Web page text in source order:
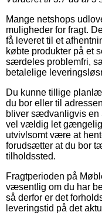
Mange netshops
muligheder for fragt.
få leveret til et
købte produkter på et
særdeles problemfri,
betalelige
Du kunne tillige
du bor eller til
bliver sædvanligvis en
vel vældig let
utvivlsomt være at
forudsætter at du bor
tilholdssted.
Fragtperioden på
væsentlig om du har
så derfor er det
leveringstid på det